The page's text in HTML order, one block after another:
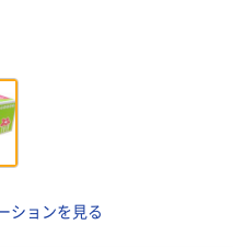
ションを見る